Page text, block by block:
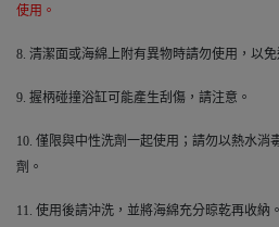
使用。
8. 清潔面或海綿上附有異物時請勿使用，以免
9. 握柄碰撞浴缸可能產生刮傷，請注意。
10. 僅限與中性洗劑一起使用；請勿以熱水消
劑。
11. 使用後請沖洗，並將海綿充分晾乾再收納。